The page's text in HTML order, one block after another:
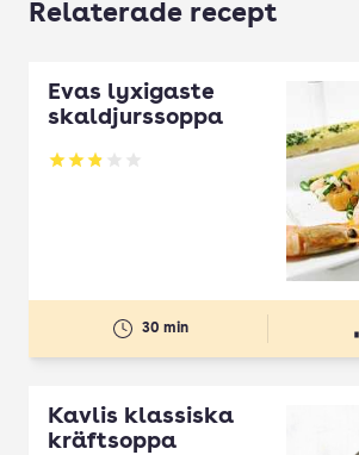
Relaterade recept
Evas lyxigaste
skaldjurssoppa
Betyg: 2.88 av 5
30 min
Kavlis klassiska
kräftsoppa